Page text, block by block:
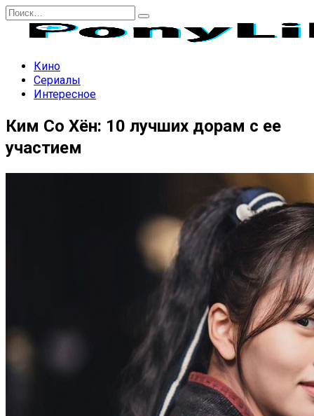
Перейти
содержанию
Search
Кино
Сериалы
Интересное
Ким Со Хён: 10 лучших дорам с ее
участием